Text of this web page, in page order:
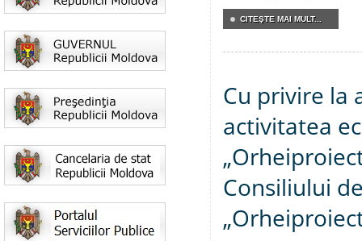
CITEŞTE MAI MULT...
Cu privire la
activitatea
Consiliului